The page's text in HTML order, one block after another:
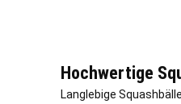
Hochwertige
Langlebige